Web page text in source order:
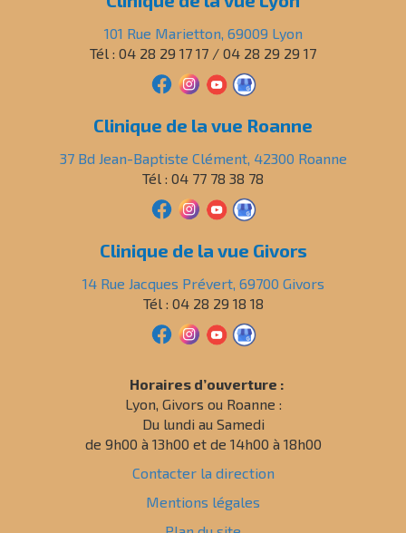
101 Rue Marietton, 69009 Lyon
Tél : 04 28 29 17 17 / 04 28 29 29 17
Clinique de la vue Roanne
37 Bd Jean-Baptiste Clément, 42300 Roanne
Tél : 04 77 78 38 78
Clinique de la vue Givors
14 Rue Jacques Prévert, 69700 Givors
Tél : 04 28 29 18 18
Horaires d’ouverture :
Lyon, Givors ou Roanne :
Du lundi au Samedi
de 9h00 à 13h00 et de 14h00 à 18h00
Contacter la direction
Mentions légales